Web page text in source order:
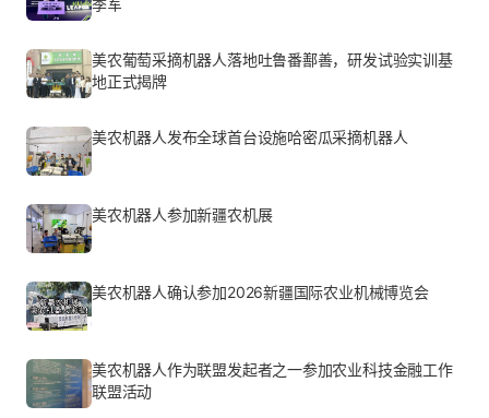
季军
美农葡萄采摘机器人落地吐鲁番鄯善，研发试验实训基
地正式揭牌
美农机器人发布全球首台设施哈密瓜采摘机器人
美农机器人参加新疆农机展
美农机器人确认参加2026新疆国际农业机械博览会
美农机器人作为联盟发起者之一参加农业科技金融工作
联盟活动